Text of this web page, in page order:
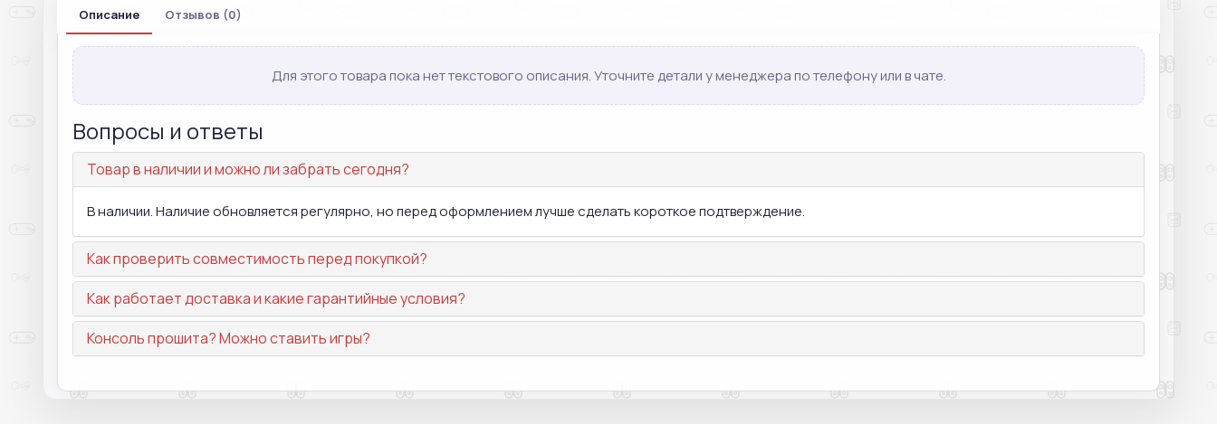
Описание Отзывов (0)
Для этого товара пока нет текстового описания. Уточните детали у менеджера по телефону или в чате.
Вопросы и ответы
Товар в наличии и можно ли забрать сегодня?
В наличии. Наличие обновляется регулярно, но перед оформлением лучше сделать короткое подтверждение.
Как проверить совместимость перед покупкой?
Как работает доставка и какие гарантийные условия?
Консоль прошита? Можно ставить игры?